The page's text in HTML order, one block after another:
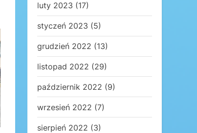
luty 2023 (17)
styczeń 2023 (5)
grudzień 2022 (13)
listopad 2022 (29)
październik 2022 (9)
wrzesień 2022 (7)
sierpień 2022 (3)